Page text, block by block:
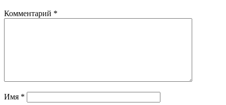
Комментарий *
Имя *